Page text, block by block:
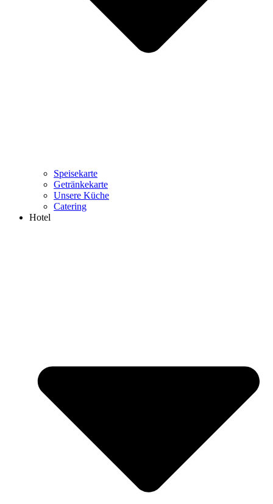
Speisekarte
Getränkekarte
Unsere Küche
Catering
Hotel